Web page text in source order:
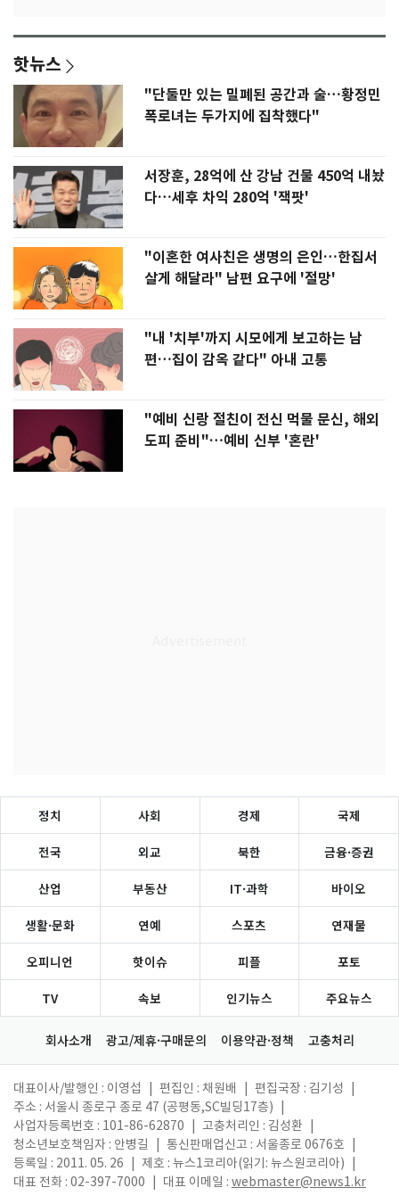
핫뉴스
"단둘만 있는 밀폐된 공간과 술…황정민
폭로녀는 두가지에 집착했다"
서장훈, 28억에 산 강남 건물 450억 내놨
다…세후 차익 280억 '잭팟'
"이혼한 여사친은 생명의 은인…한집서
살게 해달라" 남편 요구에 '절망'
"내 '치부'까지 시모에게 보고하는 남
편…집이 감옥 같다" 아내 고통
"예비 신랑 절친이 전신 먹물 문신, 해외
도피 준비"…예비 신부 '혼란'
정치 사회 경제 국제
전국 외교 북한 금융·증권
산업 부동산 IT·과학 바이오
생활·문화 연예 스포츠 연재물
오피니언 핫이슈 피플 포토
TV 속보 인기뉴스 주요뉴스
회사소개 광고/제휴·구매문의 이용약관·정책 고충처리
대표이사/발행인 : 이영섭 편집인 : 채원배 편집국장 : 김기성
주소 : 서울시 종로구 종로 47 (공평동,SC빌딩17층)
사업자등록번호 : 101-86-62870
고충처리인 : 김성환
청소년보호책임자 : 안병길
통신판매업신고 : 서울종로 0676호
등록일 : 2011. 05. 26
제호 : 뉴스1코리아(읽기: 뉴스원코리아)
대표 전화 : 02-397-7000
대표 이메일 : webmaster@news1.kr